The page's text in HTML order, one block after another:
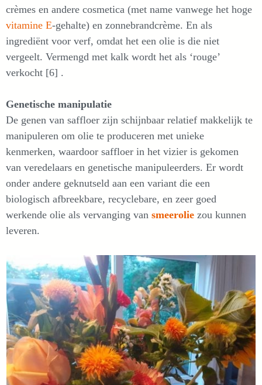
crèmes en andere cosmetica (met name vanwege het hoge
vitamine E-gehalte) en zonnebrandcrème. En als
ingrediënt voor verf, omdat het een olie is die niet
vergeelt. Vermengd met kalk wordt het als ‘rouge’
verkocht [6] .
Genetische manipulatie
De genen van saffloer zijn schijnbaar relatief makkelijk te
manipuleren om olie te produceren met unieke
kenmerken, waardoor saffloer in het vizier is gekomen
van veredelaars en genetische manipuleerders. Er wordt
onder andere geknutseld aan een variant die een
biologisch afbreekbare, recyclebare, en zeer goed
werkende olie als vervanging van smeerolie zou kunnen
leveren.